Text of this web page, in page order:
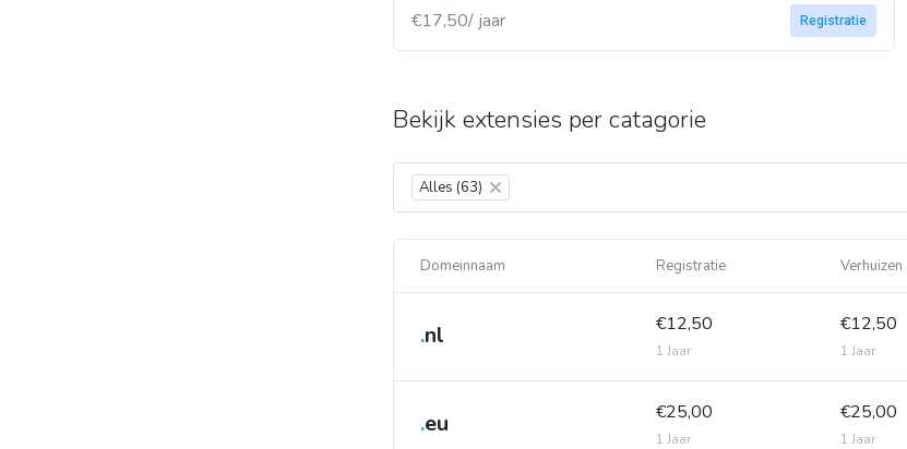
€17,50/ jaar Registratie
Bekijk extensies per catagorie
Alles (63) ×
Domeinnaam Registratie Verhuizen
.nl €12,50
1 Jaar
€12,50
1 Jaar
.eu €25,00
1 Jaar
€25,00
1 Jaar